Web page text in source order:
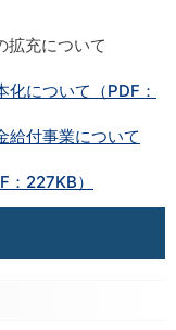
拡充について
について（PDF：
給付事業について
227KB）